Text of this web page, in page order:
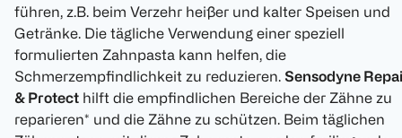
führen, z.B. beim Verzehr heißer und kalter Speisen und
Getränke. Die tägliche Verwendung einer speziell
formulierten Zahnpasta kann helfen, die
Schmerzempfindlichkeit zu reduzieren. Sensodyne
& Protect hilft die empfindlichen Bereiche der Zähne zu
reparieren* und die Zähne zu schützen. Beim täglichen